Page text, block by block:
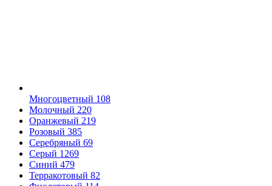
Многоцветный 108
Молочный 220
Оранжевый 219
Розовый 385
Серебряный 69
Серый 1269
Синий 479
Терракотовый 82